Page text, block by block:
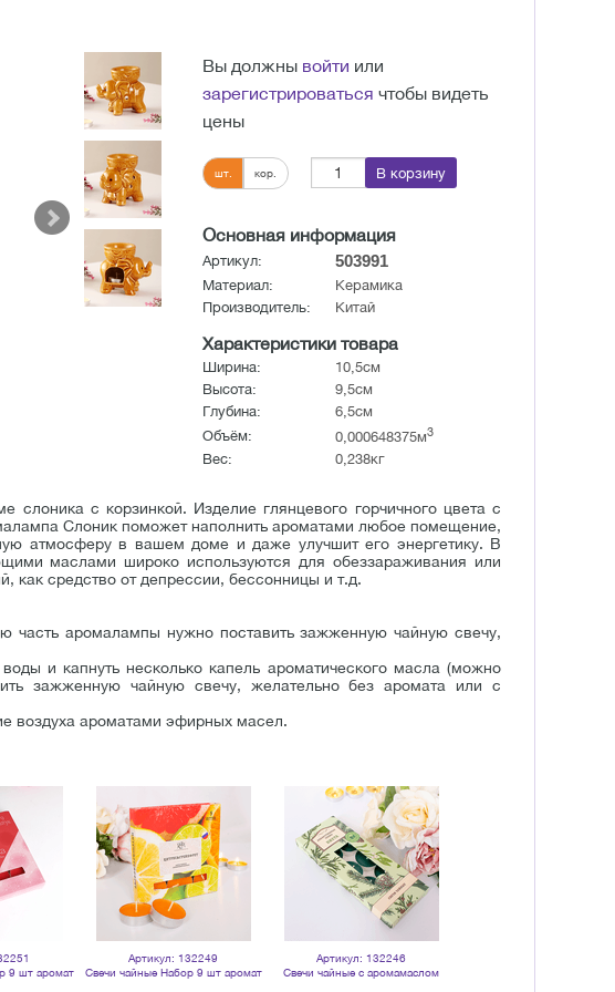
Вы должны войти или
зарегистрироваться чтобы видеть
цены
шт. кор. В корзину
Основная информация
Артикул: 503991
Материал:
Керамика
Производитель:
Китай
Характеристики товара
Ширина:
10,5см
Высота:
9,5см
Глубина:
6,5см
Объём:
0,000648375м3
Вес: 0,238кг
с корзинкой. Изделие глянцевого горчичного цвета с
Слоник поможет наполнить ароматами любое помещение,
атмосферу в вашем доме и даже улучшит его энергетику. В
маслами широко используются для обеззараживания или
как средство от депрессии, бессонницы и т.д.
аромалампы нужно поставить зажженную чайную свечу,
и капнуть несколько капель ароматического масла (можно
зажженную чайную свечу, желательно без аромата или с
воздуха ароматами эфирных масел.
9 шт аромат
Артикул: 132249
Свечи чайные Набор 9 шт аромат
Артикул: 132246
Свечи чайные с аромамаслом